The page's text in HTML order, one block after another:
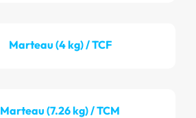
Marteau (4 kg) / TCF
Marteau (7.26 kg) / TCM